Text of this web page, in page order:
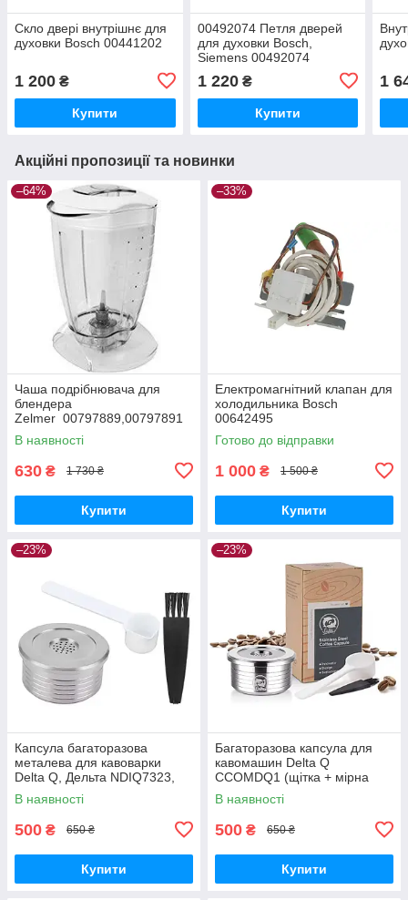
Скло двері внутрішнє для
духовки Bosch 00441202
1 200 ₴
Купити
00492074 Петля дверей
для духовки Bosch,
Siemens 00492074
1 220₴
Купити
1
Акційні пропозиції та новинки
–64%
Чаша подрібнювача для
блендера
Zelmer 00797889,00797891
(381.0400
C0Z000038104000044)
В наявності
630 ₴ 1 730 ₴
Купити
–33%
Електромагнітний клапан для
холодильника Bosch
00642495
Готово до відправки
1 000 ₴ 1 500 ₴
Купити
–23%
Капсула багаторазова
металева для кавоварки
Delta Q, Дельта NDIQ7323,
ICafilas+ 2 ущільнюючі кільця
CCOMDQ1
В наявності
500 ₴ 650 ₴
Купити
–23%
Багаторазова капсула для
кавомашин Delta Q
CCOMDQ1 (щітка + мірна
ложка)
В наявності
500 ₴ 650 ₴
Купити